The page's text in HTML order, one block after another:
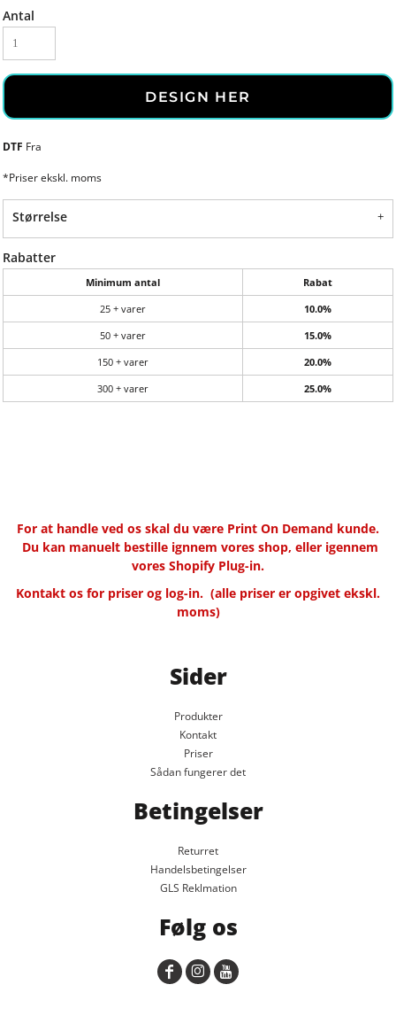
Antal
DESIGN HER
DTF Fra
*Priser ekskl. moms
Størrelse
Rabatter
Minimum antal
Rabat
25 + varer
10.0%
50 + varer
15.0%
150 + varer
20.0%
300 + varer
25.0%
For at handle ved os skal du være Print On Demand kunde.
Du kan manuelt bestille ignnem vores shop, eller igennem
vores Shopify Plug-in.
Kontakt os for priser og log-in. (alle priser er opgivet ekskl.
moms)
Sider
Produkter
Kontakt
Priser
Sådan fungerer det
Betingelser
Returret
Handelsbetingelser
GLS Reklmation
Følg os